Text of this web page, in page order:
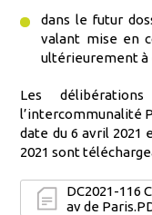
dans le futur
valant mise en
ultérieurement à
Les
l’intercommunalité
date du 6 avril 2021
2021 sont
DC2021-116
av de